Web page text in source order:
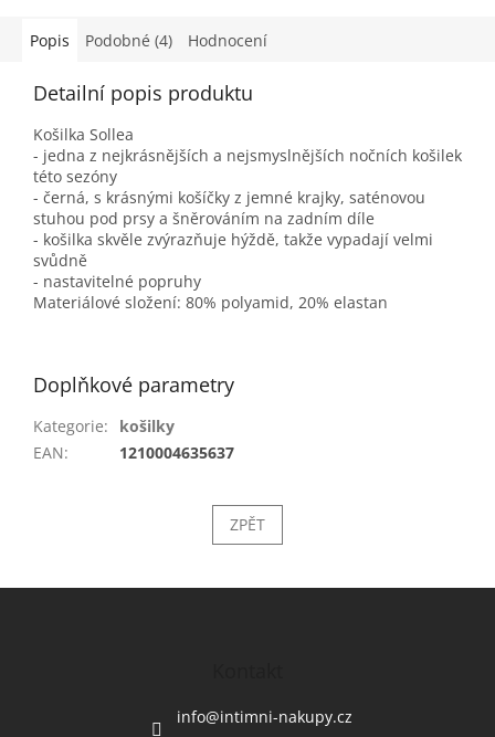
Popis Podobné (4) Hodnocení
Detailní popis produktu
Košilka Sollea
- jedna z nejkrásnějších a nejsmyslnějších nočních košilek
této sezóny
- černá, s krásnými košíčky z jemné krajky, saténovou
stuhou pod prsy a šněrováním na zadním díle
- košilka skvěle zvýrazňuje hýždě, takže vypadají velmi
svůdně
- nastavitelné popruhy
Materiálové složení: 80% polyamid, 20% elastan
Doplňkové parametry
Kategorie:
košilky
EAN: 1210004635637
ZPĚT
info@intimni-nakupy.cz